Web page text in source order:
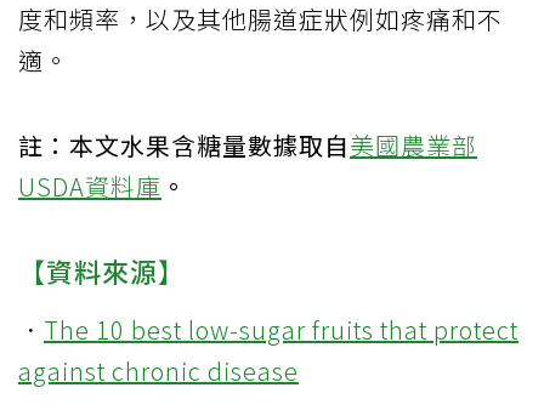
度和頻率，以及其他腸道症狀例如疼痛和不
適。
註：本文水果含糖量數據取自美國農業部
USDA資料庫 。
【資料來源】
． The 10 best low-sugar fruits that protect
against chronic disease